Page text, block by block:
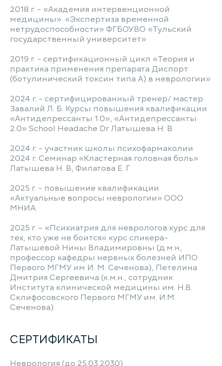
2018 г. - «Академия интервенционной
медицины». «Экспертиза временной
нетрудоспособности» ФГБОУВО «Тульский
государственный университет»
2019 г. - сертификационный цикл «Теория и
практика применения препарата Диспорт
(ботулинический токсин типа А) в неврологии»
2024 г. - сертифицированный тренер/ мастер
Завалий Л. Б. Курсы повышения квалификации
«Антидепрессанты 1.0», «Антидепрессанты
2.0» School Headache Dr Латышева Н. В.
2024 г. - участник школы психофармаколии
2024 г. Семинар «Кластерная головная боль»
Латышева Н. В, Филатова Е. Г.
2025 г. - повышение квалификации
«Актуальные вопросы неврологии» ООО
МНИА.
2025 г. – «Психиатрия для неврологов:курс для
тех, кто уже не боится» курс спикера-
Латышевой Нины Владимировны (д.м.н,
профессор кафедры нервных болезней ИПО
Первого МГМУ им И. М. Сеченова), Петелина
Дмитрия Сергеевича (к.м.н., сотрудник
Института клинической медицины им. Н.В.
Склифосовского Первого МГМУ им. И.М.
Сеченова).
СЕРТИФИКАТЫ
Неврология (до 25.03.2030)